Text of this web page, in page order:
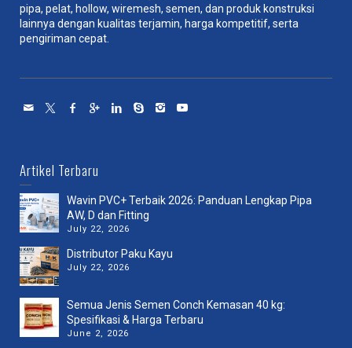
pipa, pelat, hollow, wiremesh, semen, dan produk konstruksi
lainnya dengan kualitas terjamin, harga kompetitif, serta
pengiriman cepat.
Artikel Terbaru
Wavin PVC+ Terbaik 2026: Panduan Lengkap Pipa
AW, D dan Fitting
July 22, 2026
Distributor Paku Kayu
July 22, 2026
Semua Jenis Semen Conch Kemasan 40 kg:
Spesifikasi & Harga Terbaru
June 2, 2026